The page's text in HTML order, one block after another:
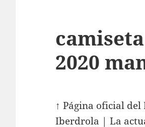
2020
↑ Página oficial del
Iberdrola | La